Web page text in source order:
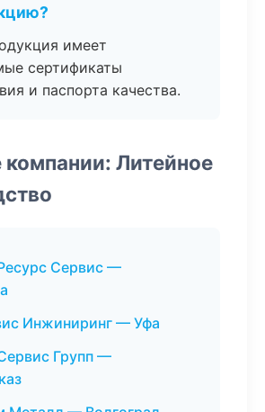
имеет
сертификаты
и паспорта качества.
Литейное
Сервис —
Инжиниринг — Уфа
Групп —